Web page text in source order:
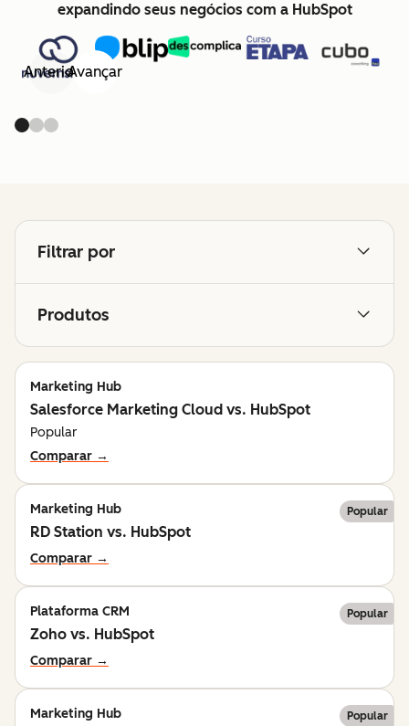
expandindo seus negócios com a HubSpot
AnteriorAvançar
Filtrar por
Produtos
Marketing Hub
Salesforce Marketing Cloud vs. HubSpot
Popular
Comparar →
Marketing Hub Popular
RD Station vs. HubSpot
Comparar →
Plataforma CRM Popular
Zoho vs. HubSpot
Comparar →
Marketing Hub Popular